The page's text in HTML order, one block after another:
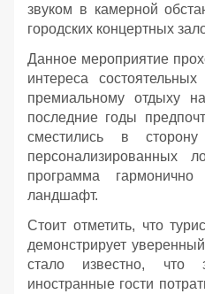
звуком в камерной
городских концертных
Данное мероприятие
интереса
премиальному отдыху
последние годы
сместились в
персонализированных
программа
ландшафт.
Стоит отметить, что
демонстрирует
стало известно, что
иностранные гости